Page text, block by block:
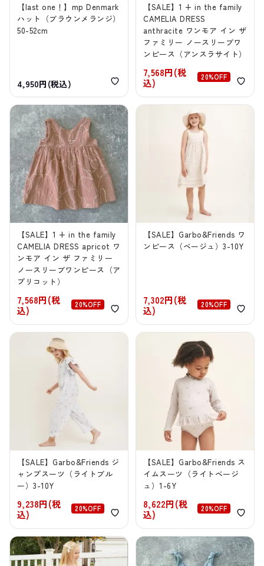
【last one！】mp Denmark
ハット（ブラウンメランジ）
50-52cm
4,950円(税込)
【SALE】1 + in the family
CAMELIA DRESS
anthracite ワンモア イン ザ
ファミリー ノースリーブワ
ンピース（アンスラサイト）
7,568円(税
込)
20%OFF
【SALE】1 + in the family
CAMELIA DRESS apricot ワ
ンモア イン ザ ファミリー
ノースリーブワンピース（ア
プリコット）
7,568円(税
込)
20%OFF
【SALE】Garbo&Friends ワ
ンピース（ベージュ）3-10Y
7,302円(税
込)
20%OFF
【SALE】Garbo&Friends ジ
ャンプスーツ（ライトブル
ー）3-10Y
9,238円(税
込)
20%OFF
【SALE】Garbo&Friends ス
イムスーツ（ライトベージ
ュ）1-6Y
8,622円(税
込)
20%OFF